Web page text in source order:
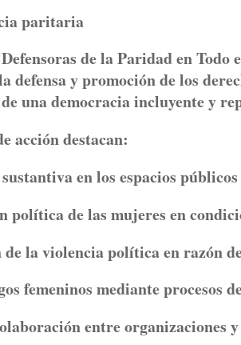
paritaria
de la Paridad en
defensa y promoción de los
una democracia incluyente y
acción destacan:
en los espacios
política de las mujeres en
la violencia política en razón
femeninos mediante procesos
entre organizaciones